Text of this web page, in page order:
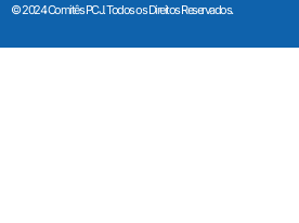
© 2024 Comitês PCJ. Todos os Direitos Reservados.